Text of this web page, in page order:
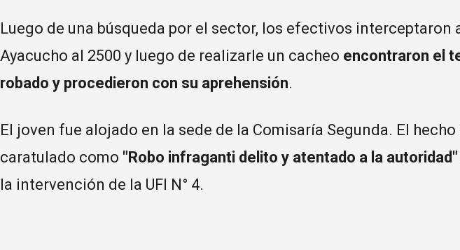
Luego de una búsqueda por el sector, los efectivos interceptaron
Ayacucho al 2500 y luego de realizarle un cacheo encontraron el
robado y procedieron con su aprehensión.
El joven fue alojado en la sede de la Comisaría Segunda. El hecho
caratulado como "Robo infraganti delito y atentado a la autoridad"
la intervención de la UFI N° 4.